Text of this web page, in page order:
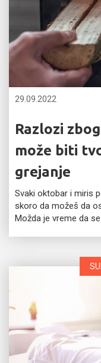
29.09.2022
Razlozi
može biti
grejanje
Svaki oktobar i miris
skoro da možeš da
Možda je vreme da